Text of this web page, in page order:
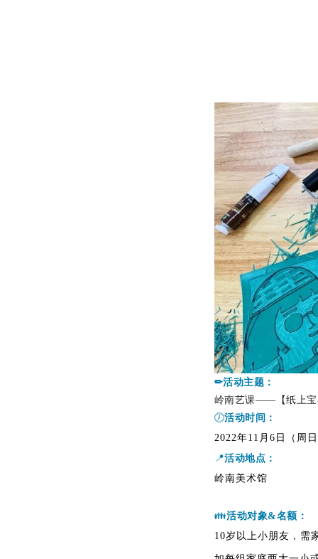
✏活动主题：
岭南艺课—— 【纸上
🕖活动时间：
2022年11月6日（周
📍活动地点：
岭南美术馆
👪活动对象&名额：
10岁以上小朋友，需